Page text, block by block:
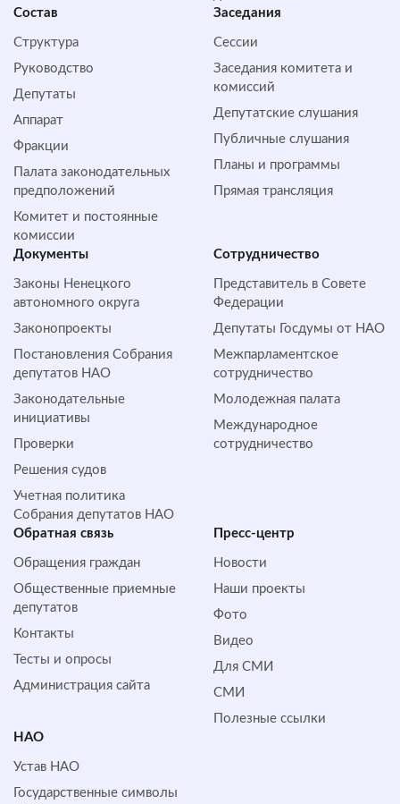
Состав
Структура
Руководство
Депутаты
Аппарат
Фракции
Палата законодательных
предположений
Комитет и постоянные
комиссии
Заседания
Сессии
Заседания комитета и
комиссий
Депутатские слушания
Публичные слушания
Планы и программы
Прямая трансляция
Документы
Законы Ненецкого
автономного округа
Законопроекты
Постановления Собрания
депутатов НАО
Законодательные
инициативы
Проверки
Решения судов
Учетная политика
Собрания депутатов НАО
Сотрудничество
Представитель в Совете
Федерации
Депутаты Госдумы от НАО
Межпарламентское
сотрудничество
Молодежная палата
Международное
сотрудничество
Обратная cвязь
Обращения граждан
Общественные приемные
депутатов
Контакты
Тесты и опросы
Администрация сайта
Пресс-центр
Новости
Наши проекты
Фото
Видео
Для СМИ
СМИ
Полезные ссылки
НАО
Устав НАО
Государственные символы